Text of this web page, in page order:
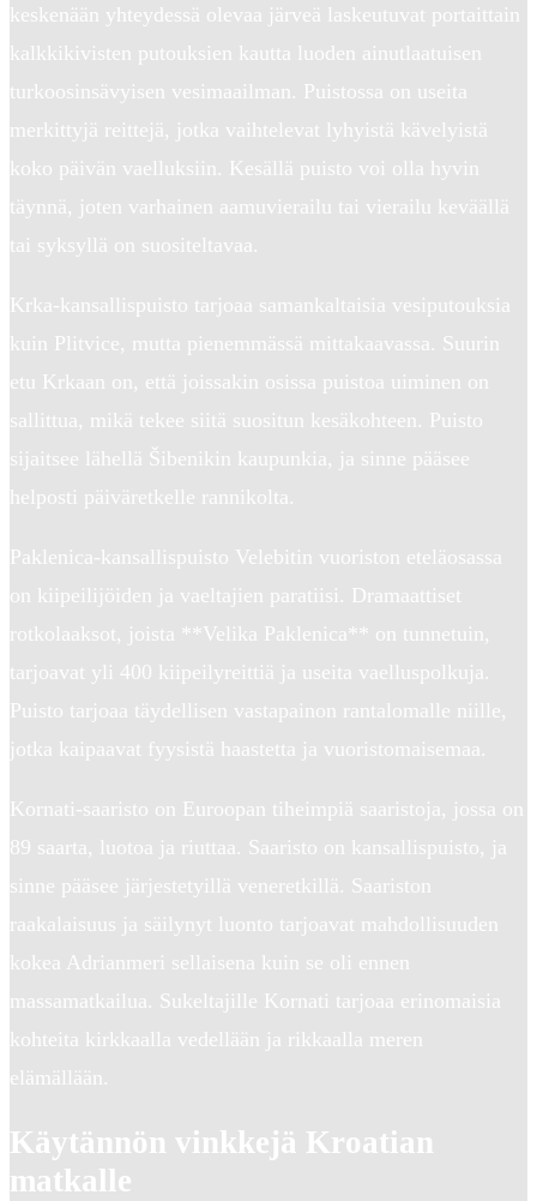
keskenään yhteydessä olevaa järveä laskeutuvat portaittain
kalkkikivisten putouksien kautta luoden ainutlaatuisen
turkoosinsävyisen vesimaailman. Puistossa on useita
merkittyjä reittejä, jotka vaihtelevat lyhyistä kävelyistä
koko päivän vaelluksiin. Kesällä puisto voi olla hyvin
täynnä, joten varhainen aamuvierailu tai vierailu keväällä
tai syksyllä on suositeltavaa.
Krka-kansallispuisto tarjoaa samankaltaisia vesiputouksia
kuin Plitvice, mutta pienemmässä mittakaavassa. Suurin
etu Krkaan on, että joissakin osissa puistoa uiminen on
sallittua, mikä tekee siitä suositun kesäkohteen. Puisto
sijaitsee lähellä Šibenikin kaupunkia, ja sinne pääsee
helposti päiväretkelle rannikolta.
Paklenica-kansallispuisto Velebitin vuoriston eteläosassa
on kiipeilijöiden ja vaeltajien paratiisi. Dramaattiset
rotkolaaksot, joista **Velika Paklenica** on tunnetuin,
tarjoavat yli 400 kiipeilyreittiä ja useita vaelluspolkuja.
Puisto tarjoaa täydellisen vastapainon rantalomalle niille,
jotka kaipaavat fyysistä haastetta ja vuoristomaisemaa.
Kornati-saaristo on Euroopan tiheimpiä saaristoja, jossa on
89 saarta, luotoa ja riuttaa. Saaristo on kansallispuisto, ja
sinne pääsee järjestetyillä veneretkillä. Saariston
raakalaisuus ja säilynyt luonto tarjoavat mahdollisuuden
kokea Adrianmeri sellaisena kuin se oli ennen
massamatkailua. Sukeltajille Kornati tarjoaa erinomaisia
kohteita kirkkaalla vedellään ja rikkaalla meren
elämällään.
Käytännön vinkkejä Kroatian
matkalle